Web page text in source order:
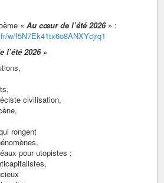
« Au cœur de l’été 2026» :
w/f5N7Ek41tx6o8ANXYcjrq1
l’été 2026»
civilisation,
rongent
pour utopistes ;